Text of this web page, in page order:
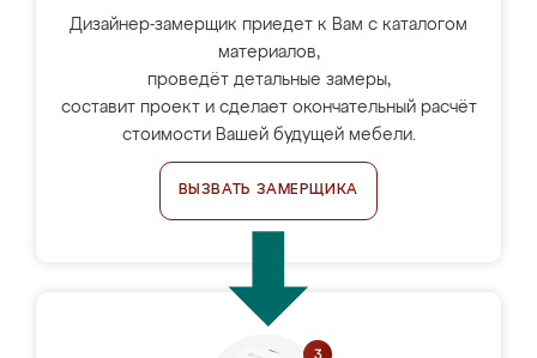
Дизайнер-замерщик приедет к Вам с каталогом
материалов,
проведёт детальные замеры,
составит проект и сделает окончательный расчёт
стоимости Вашей будущей мебели.
ВЫЗВАТЬ ЗАМЕРЩИКА